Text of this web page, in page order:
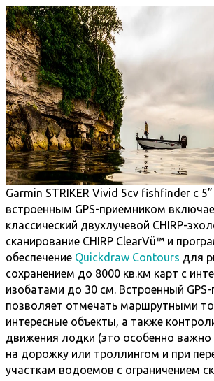
Garmin STRIKER Vivid 5cv fishfinder с
встроенным GPS-приемником
классический двухлучевой CHIRP-
сканирование CHIRP ClearVü™ и
обеспечение Quickdraw Contours для
сохранением до 8000 кв.км карт с
изобатами до 30 см. Встроенный
позволяет отмечать маршрутными
интересные объекты, а также
движения лодки (это особенно
на дорожку или троллингом и при
участкам водоемов с ограничением